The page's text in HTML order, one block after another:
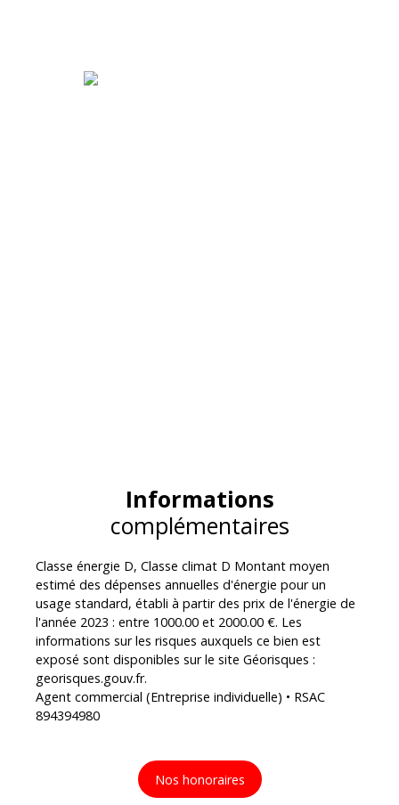
Informations
complémentaires
Classe énergie D, Classe climat D Montant moyen
estimé des dépenses annuelles d'énergie pour un
usage standard, établi à partir des prix de l'énergie de
l'année 2023 : entre 1000.00 et 2000.00 €. Les
informations sur les risques auxquels ce bien est
exposé sont disponibles sur le site Géorisques :
georisques.gouv.fr.
Agent commercial (Entreprise individuelle) • RSAC
894394980
Nos honoraires